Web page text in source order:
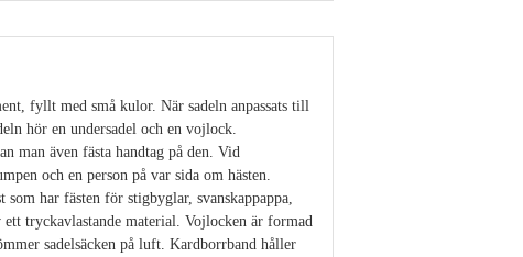
fyllt med små kulor. När sadeln anpassats till
hör en undersadel och en vojlock.
man även fästa handtag på den. Vid
och en person på var sida om hästen.
har fästen för stigbyglar, svanskappappa,
tryckavlastande material. Vojlocken är formad
sadelsäcken på luft. Kardborrband håller